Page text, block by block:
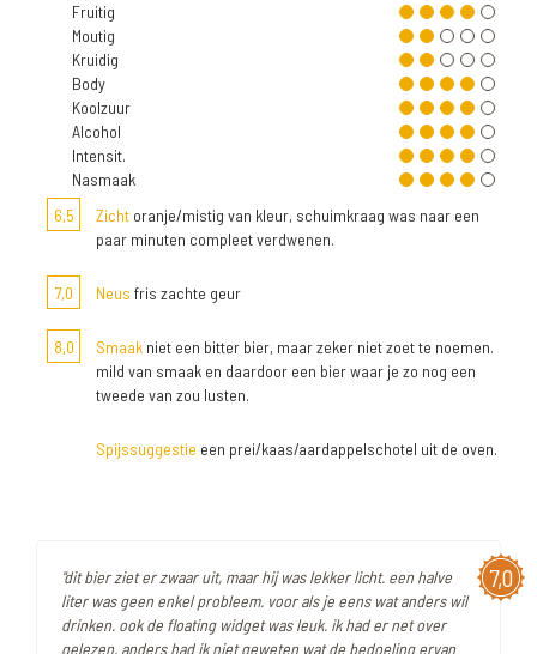
Fruitig
Moutig
Kruidig
Body
Koolzuur
Alcohol
Intensit.
Nasmaak
6,5
Zicht oranje/mistig van kleur, schuimkraag was naar een
paar minuten compleet verdwenen.
7,0 Neus fris zachte geur
8,0 Smaak niet een bitter bier, maar zeker niet zoet te noemen.
mild van smaak en daardoor een bier waar je zo nog een
tweede van zou lusten.
Spijssuggestie een prei/kaas/aardappelschotel uit de oven.
7,0
"dit bier ziet er zwaar uit, maar hij was lekker licht. een halve
liter was geen enkel probleem. voor als je eens wat anders wil
drinken. ook de floating widget was leuk. ik had er net over
gelezen, anders had ik niet geweten wat de bedoeling ervan